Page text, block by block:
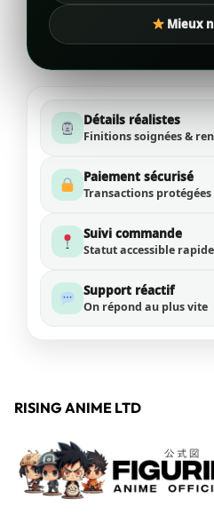
Mieux
Détails réalistes
Finitions soignées &
Paiement sécurisé
Transactions protégées
Suivi commande
Statut accessible
Support réactif
On répond au plus vite
RISING ANIME LTD